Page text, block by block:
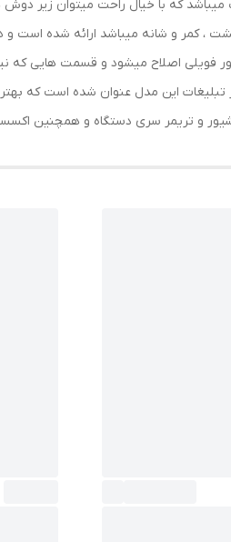
فویلی اصلاح میشود و قسمت هایی که
تبلیغات این مدل عنوان شده است که
و تریمر سری دستگاه و همچنین